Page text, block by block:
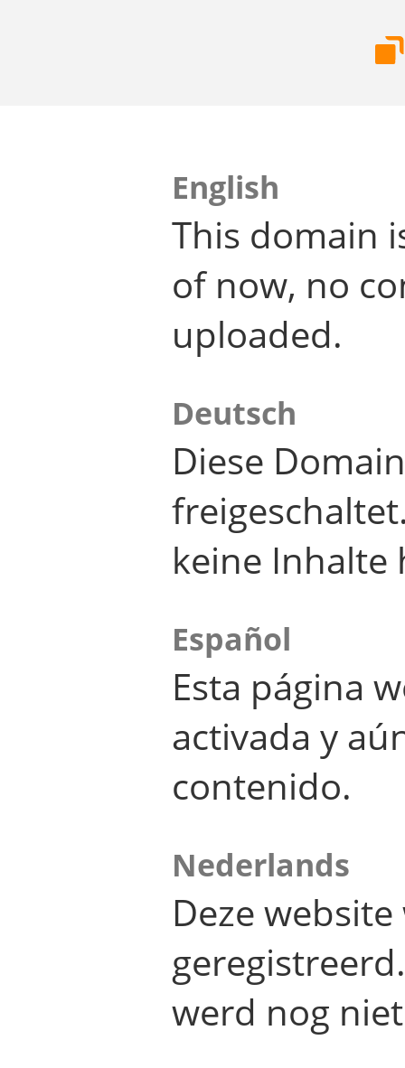
English
This domain
of now, no
uploaded.
Deutsch
Diese
keine Inhalte
Español
Esta página
activada y
contenido.
Nederlands
Deze
werd nog